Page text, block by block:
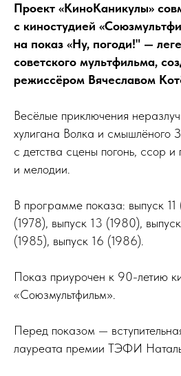
Проект «КиноКаникулы»
с киностудией
на показ «Ну, погоди!" —
советского мультфильма,
режиссёром Вячеславом
Весёлые приключения
хулигана Волка и
с детства сцены погонь, ссор
и мелодии.
В программе показа: выпуск 11
(1978), выпуск 13 (1980),
(1985), выпуск 16 (1986).
Показ приурочен к 90-летию
«Союзмультфильм».
Перед показом —
лауреата премии ТЭФИ